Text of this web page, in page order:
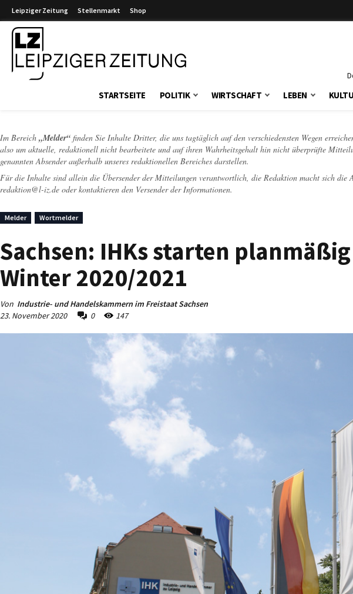
Leipziger Zeitung Stellenmarkt Shop
STARTSEITE POLITIK WIRTSCHAFT LEBEN
Im Bereich „Melder“ finden Sie Inhalte Dritter, die uns tagtäglich auf den verschiedensten Wegen
also um aktuelle, redaktionell nicht bearbeitete und auf ihren Wahrheitsgehalt hin nicht überprüfte
genannten Absender außerhalb unseres redaktionellen Bereiches darstellen.
Für die Inhalte sind allein die Übersender der Mitteilungen verantwortlich, die Redaktion macht sich die
redaktion@l-iz.de oder kontaktieren den Versender der Informationen.
Melder Wortmelder
Sachsen: IHKs starten
Winter 2020/2021
Von Industrie- und Handelskammern im Freistaat Sachsen
23. November 2020
0 147